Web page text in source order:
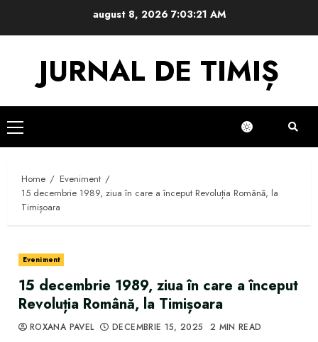
august 8, 2026 7:03:21 AM
JURNAL DE TIMIȘ
Primary
Menu
Home
Eveniment
15 decembrie 1989, ziua în care a început Revoluția Română, la
Timișoara
Eveniment
15 decembrie 1989, ziua în care a început
Revoluția Română, la Timișoara
ROXANA PAVEL DECEMBRIE 15, 2025 2 MIN READ